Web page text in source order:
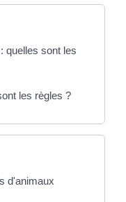
quelles sont les
les règles ?
d'animaux